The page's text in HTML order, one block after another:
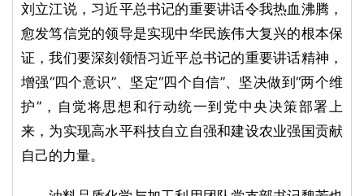
刘立江说，习近平总书记的重要讲话令我热血沸腾，
愈发笃信党的领导是实现中华民族伟大复兴的根本保
证，我们要深刻领悟习近平总书记的重要讲话精神，
增强“四个意识”、坚定“四个自信”、坚决做到“两个维
护”，自觉将思想和行动统一到党中央决策部署上
来，为实现高水平科技自立自强和建设农业强国贡献
自己的力量。